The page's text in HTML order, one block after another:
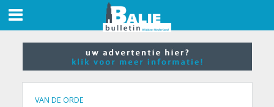
VAN DE ORDE